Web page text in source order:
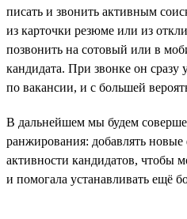
писать и звонить активным
из карточки резюме или из
позвонить на сотовый или в
кандидата. При звонке он сразу
по вакансии, и с большей
В дальнейшем мы будем
ранжирования: добавлять
активности кандидатов, чтобы
и помогала устанавливать ещё